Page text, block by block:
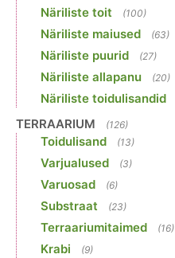
Näriliste toit (100)
Näriliste maiused (63)
Näriliste puurid (27)
Näriliste allapanu (20)
Näriliste toidulisandid
TERRAARIUM (126)
Toidulisand (13)
Varjualused (3)
Varuosad (6)
Substraat (23)
Terraariumitaimed (16)
Krabi (9)